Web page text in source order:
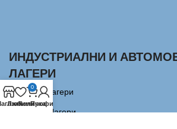
ИНДУСТРИАЛНИ И
ЛАГЕРИ
Сачмени лагери
Аксиални Лагери
Любими
0
Количка
Профил